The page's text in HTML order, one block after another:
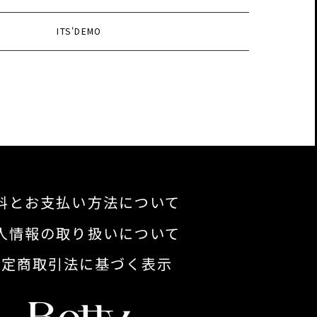
ITS'DEMO
とお支払い方法について
情報の取り扱いについて
商取引法に基づく表示